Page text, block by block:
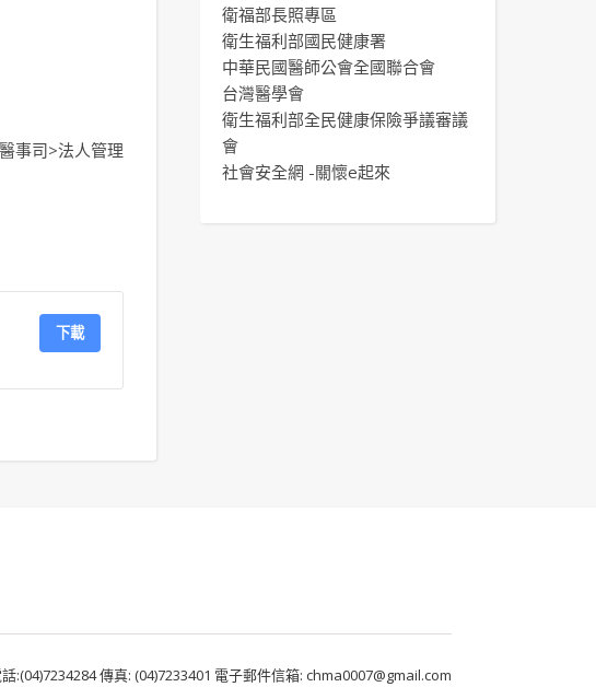
事司>法人管理
下載
衛福部長照專區
衛生福利部國民健康署
中華民國醫師公會全國聯合會
台灣醫學會
衛生福利部全民健康保險爭議審議
會
社會安全網 -關懷e起來
傳真: (04)7233401 電子郵件信箱: chma0007@gmail.com